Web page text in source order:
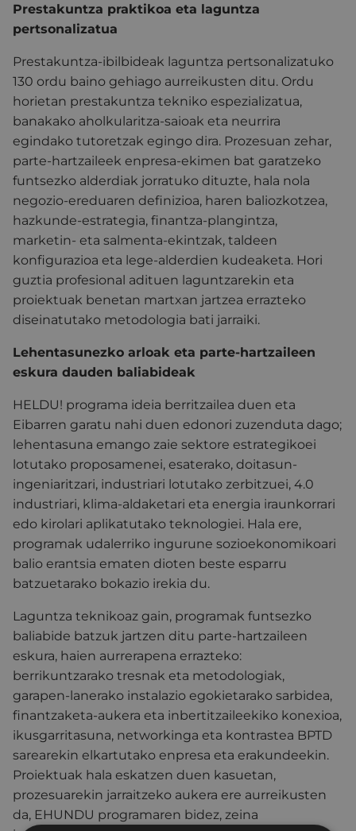
Prestakuntza praktikoa eta laguntza
pertsonalizatua
Prestakuntza-ibilbideak laguntza pertsonalizatuko
130 ordu baino gehiago aurreikusten ditu. Ordu
horietan prestakuntza tekniko espezializatua,
banakako aholkularitza-saioak eta neurrira
egindako tutoretzak egingo dira. Prozesuan zehar,
parte-hartzaileek enpresa-ekimen bat garatzeko
funtsezko alderdiak jorratuko dituzte, hala nola
negozio-ereduaren definizioa, haren baliozkotzea,
hazkunde-estrategia, finantza-plangintza,
marketin- eta salmenta-ekintzak, taldeen
konfigurazioa eta lege-alderdien kudeaketa. Hori
guztia profesional adituen laguntzarekin eta
proiektuak benetan martxan jartzea errazteko
diseinatutako metodologia bati jarraiki.
Lehentasunezko arloak eta parte-hartzaileen
eskura dauden baliabideak
HELDU! programa ideia berritzailea duen eta
Eibarren garatu nahi duen edonori zuzenduta dago;
lehentasuna emango zaie sektore estrategikoei
lotutako proposamenei, esaterako, doitasun-
ingeniaritzari, industriari lotutako zerbitzuei, 4.0
industriari, klima-aldaketari eta energia iraunkorrari
edo kirolari aplikatutako teknologiei. Hala ere,
programak udalerriko ingurune sozioekonomikoari
balio erantsia ematen dioten beste esparru
batzuetarako bokazio irekia du.
Laguntza teknikoaz gain, programak funtsezko
baliabide batzuk jartzen ditu parte-hartzaileen
eskura, haien aurrerapena errazteko:
berrikuntzarako tresnak eta metodologiak,
garapen-lanerako instalazio egokietarako sarbidea,
finantzaketa-aukera eta inbertitzaileekiko konexioa,
ikusgarritasuna, networkinga eta kontrastea BPTD
sarearekin elkartutako enpresa eta erakundeekin.
Proiektuak hala eskatzen duen kasuetan,
prozesuarekin jarraitzeko aukera ere aurreikusten
da, EHUNDU programaren bidez, zeina